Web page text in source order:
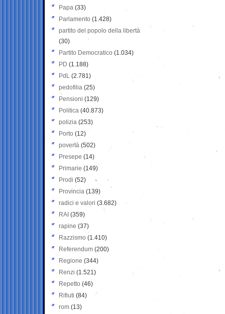
Papa (33)
Parlamento (1.428)
partito del popolo della libertà
(30)
Partito Democratico (1.034)
PD (1.188)
PdL (2.781)
pedofilia (25)
Pensioni (129)
Politica (40.873)
polizia (253)
Porto (12)
povertà (502)
Presepe (14)
Primarie (149)
Prodi (52)
Provincia (139)
radici e valori (3.682)
RAI (359)
rapine (37)
Razzismo (1.410)
Referendum (200)
Regione (344)
Renzi (1.521)
Repetto (46)
Rifiuti (84)
rom (13)